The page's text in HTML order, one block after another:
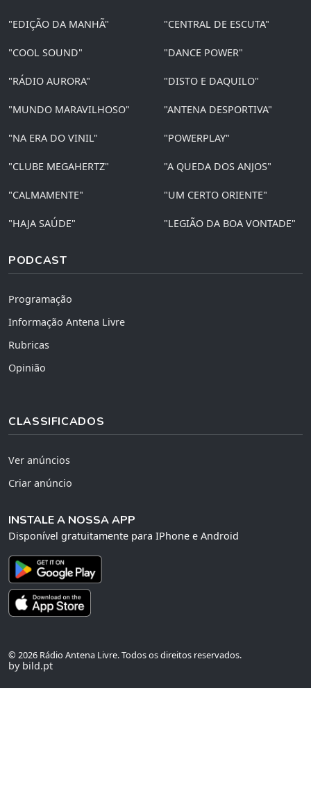
"EDIÇÃO DA MANHÃ" "CENTRAL DE ESCUTA"
"COOL SOUND" "DANCE POWER"
"RÁDIO AURORA" "DISTO E DAQUILO"
"MUNDO MARAVILHOSO" "ANTENA DESPORTIVA"
"NA ERA DO VINIL" "POWERPLAY"
"CLUBE MEGAHERTZ" "A QUEDA DOS ANJOS"
"CALMAMENTE" "UM CERTO ORIENTE"
"HAJA SAÚDE" "LEGIÃO DA BOA VONTADE"
PODCAST
Programação
Informação Antena Livre
Rubricas
Opinião
CLASSIFICADOS
Ver anúncios
Criar anúncio
INSTALE A NOSSA APP
Disponível gratuitamente para IPhone e Android
© 2026 Rádio Antena Livre. Todos os direitos reservados.
by bild.pt